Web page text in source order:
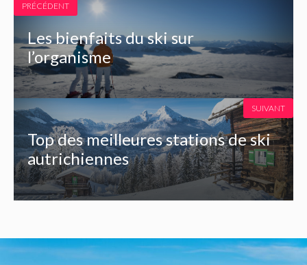
PRÉCÉDENT
Les bienfaits du ski sur
l’organisme
Top des meilleures stations de ski
autrichiennes
SUIVANT